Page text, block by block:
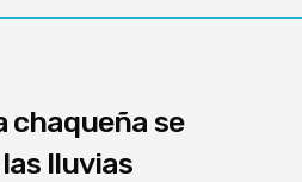
chaqueña se
lluvias